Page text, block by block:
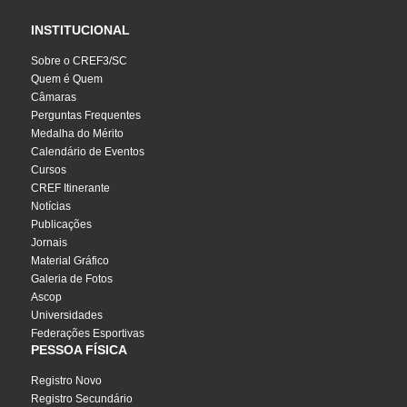
INSTITUCIONAL
Sobre o CREF3/SC
Quem é Quem
Câmaras
Perguntas Frequentes
Medalha do Mérito
Calendário de Eventos
Cursos
CREF Itinerante
Notícias
Publicações
Jornais
Material Gráfico
Galeria de Fotos
Ascop
Universidades
Federações Esportivas
PESSOA FÍSICA
Registro Novo
Registro Secundário